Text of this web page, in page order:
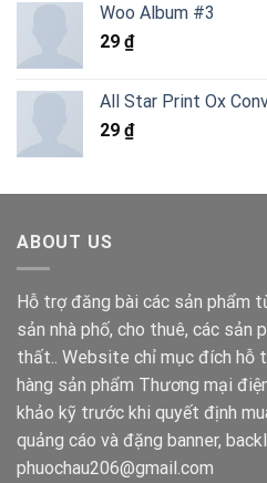
Woo Album #3
29 ₫
All Star Print Ox
29 ₫
ABOUT US
Hỗ trợ đăng bài các sản phẩm
sản nhà phố, cho thuê, các sản
thất.. Website chỉ mục đích hỗ
hàng sản phẩm Thương mại
khảo kỹ trước khi quyết định
quảng cáo và đặng banner,
phuochau206@gmail.com